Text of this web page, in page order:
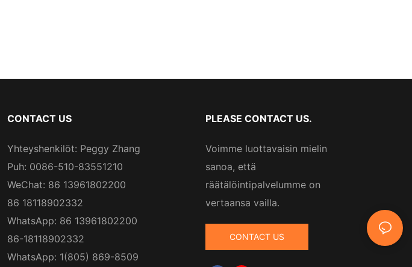
CONTACT US
Yhteyshenkilöt: Peggy Zhang
Puh: 0086-510-83551210
WeChat: 86 13961802200
86 18118902332
WhatsApp: 86 13961802200
86-18118902332
WhatsApp: 1(805) 869-8509
PLEASE CONTACT US.
Voimme luottavaisin mielin
sanoa, että
räätälöintipalvelumme on
vertaansa vailla.
CONTACT US